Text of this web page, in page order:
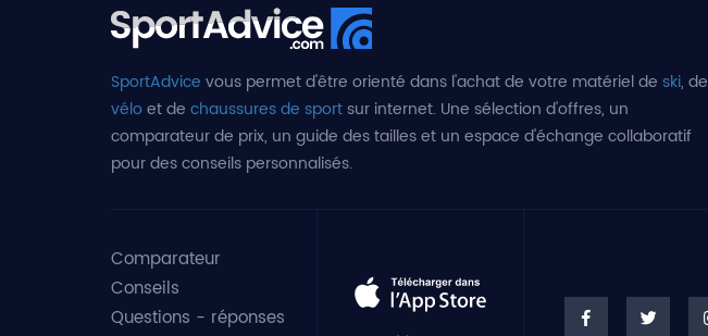
SportAdvice vous permet d'être orienté dans l'achat de votre matériel de ski, de
véloet de chaussures de sportsur internet. Une sélection d'offres, un
comparateur de prix, un guide des tailles et un espace d'échange collaboratif
pour des conseils personnalisés.
Comparateur
Conseils
Questions - réponses